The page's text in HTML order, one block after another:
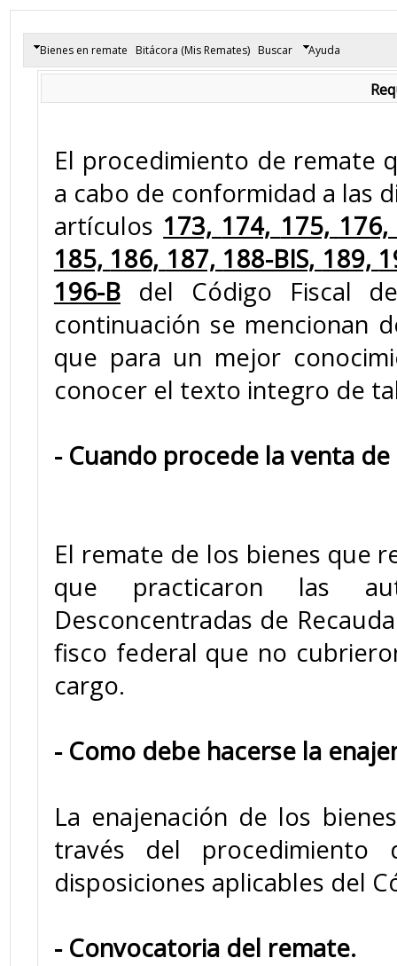
Bienes en remate Bitácora (Mis Remates) Buscar Ayuda
El procedimiento de remate
a cabo de conformidad a las
artículos 173, 174, 175,
185, 186, 187, 188-BIS, 189,
196-Bdel Código Fiscal
continuación se mencionan
que para un mejor
conocer el texto integro de
- Cuando procede la venta
El remate de los bienes que
que practicaron las
Desconcentradas de
fisco federal que no
cargo.
- Como debe hacerse la
La enajenación de los
través del
disposiciones aplicables del
- Convocatoria del remate.